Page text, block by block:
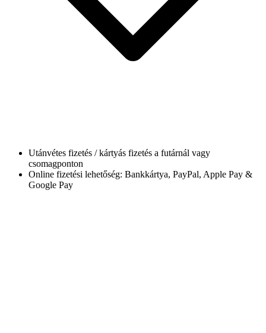
Utánvétes fizetés / kártyás fizetés a futárnál vagy
csomagponton
Online fizetési lehetőség: Bankkártya, PayPal, Apple Pay &
Google Pay